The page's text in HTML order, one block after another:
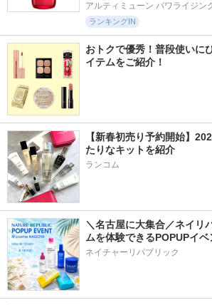
アルティミューン パワライジン
ランキングIN
おトクで優秀！普段使いに
イテムをご紹介！
【新春初売り予約開始】
たりなキットを紹介
ランコム
＼名古屋に大集合／ネイリ
ムを体験できるPOPUPイベ
ネイチャーリパブリック